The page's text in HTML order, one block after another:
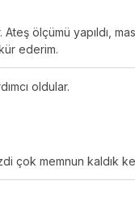
ölçümü yapıldı,
ederim.
oldular.
çok memnun kaldık